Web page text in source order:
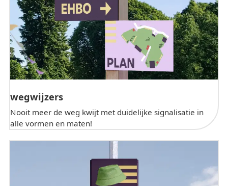
wegwijzers
Nooit meer de weg kwijt met duidelijke signalisatie in
alle vormen en maten!